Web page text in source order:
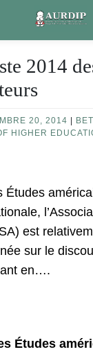
2014
20, 2014
HIGHER
Études
est
sur le
en….
Études